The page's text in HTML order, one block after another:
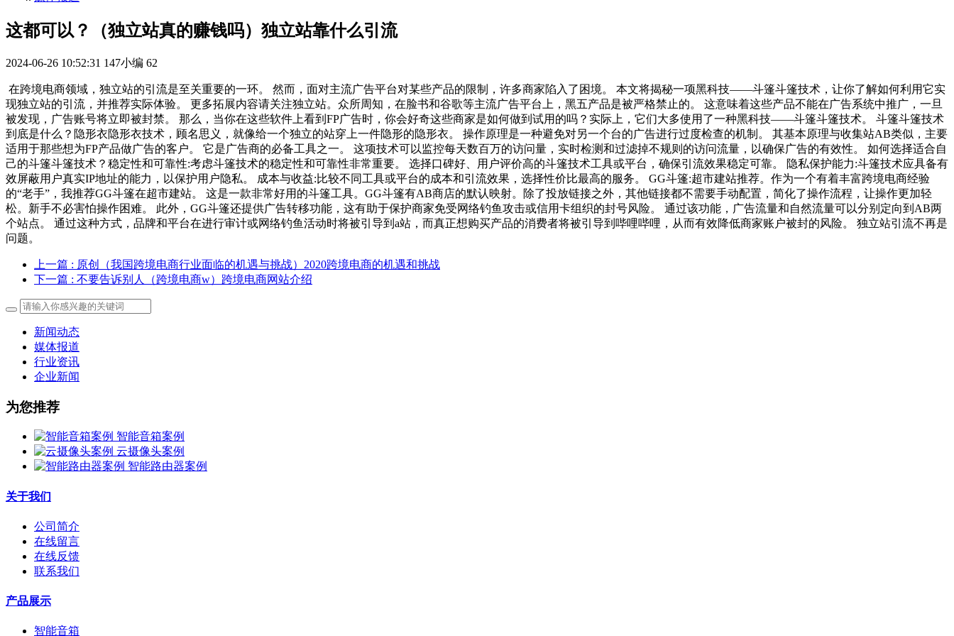
这都可以？（独立站真的赚钱吗）独立站靠什么引流
2024-06-26 10:52:31 147小编 62
在跨境电商领域，独立站的引流是至关重要的一环。 然而，面对主流广告平台对某些产品的限制，许多商家陷入了困境。 本文将揭秘一项黑科技——斗篷斗篷技术，让你了解如何利用它实
现独立站的引流，并推荐实际体验。 更多拓展内容请关注独立站。众所周知，在脸书和谷歌等主流广告平台上，黑五产品是被严格禁止的。 这意味着这些产品不能在广告系统中推广，一旦
被发现，广告账号将立即被封禁。 那么，当你在这些软件上看到FP广告时，你会好奇这些商家是如何做到试用的吗？实际上，它们大多使用了一种黑科技——斗篷斗篷技术。 斗篷斗篷技术
到底是什么？隐形衣隐形衣技术，顾名思义，就像给一个独立的站穿上一件隐形的隐形衣。 操作原理是一种避免对另一个台的广告进行过度检查的机制。 其基本原理与收集站AB类似，主要
适用于那些想为FP产品做广告的客户。 它是广告商的必备工具之一。 这项技术可以监控每天数百万的访问量，实时检测和过滤掉不规则的访问流量，以确保广告的有效性。 如何选择适合自
己的斗篷斗篷技术？稳定性和可靠性:考虑斗篷技术的稳定性和可靠性非常重要。 选择口碑好、用户评价高的斗篷技术工具或平台，确保引流效果稳定可靠。 隐私保护能力:斗篷技术应具备有
效屏蔽用户真实IP地址的能力，以保护用户隐私。 成本与收益:比较不同工具或平台的成本和引流效果，选择性价比最高的服务。 GG斗篷:超市建站推荐。作为一个有着丰富跨境电商经验
的“老手”，我推荐GG斗篷在超市建站。 这是一款非常好用的斗篷工具。GG斗篷有AB商店的默认映射。除了投放链接之外，其他链接都不需要手动配置，简化了操作流程，让操作更加轻
松。新手不必害怕操作困难。 此外，GG斗篷还提供广告转移功能，这有助于保护商家免受网络钓鱼攻击或信用卡组织的封号风险。 通过该功能，广告流量和自然流量可以分别定向到AB两
个站点。 通过这种方式，品牌和平台在进行审计或网络钓鱼活动时将被引导到a站，而真正想购买产品的消费者将被引导到哔哩哔哩，从而有效降低商家账户被封的风险。 独立站引流不再是
问题。
上一篇 : 原创（我国跨境电商行业面临的机遇与挑战）2020跨境电商的机遇和挑战
下一篇 : 不要告诉别人（跨境电商w）跨境电商网站介绍
新闻动态
媒体报道
行业资讯
企业新闻
为您推荐
智能音箱案例
云摄像头案例
智能路由器案例
关于我们
公司简介
在线留言
在线反馈
联系我们
产品展示
智能音箱